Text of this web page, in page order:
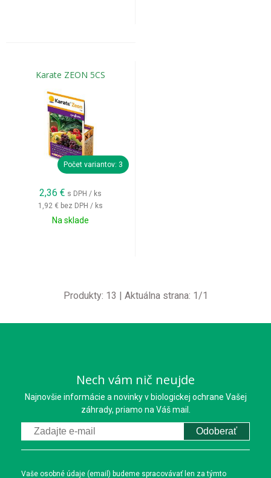
Karate ZEON 5CS
Počet variantov: 3
2,36 € s DPH / ks
1,92 € bez DPH / ks
Na sklade
Produkty: 13 | Aktuálna strana: 1/1
Nech vám nič neujde
Najnovšie informácie a novinky v biologickej ochrane Vašej
záhrady, priamo na Váš mail.
Odoberať
Vaše osobné údaje (email) budeme spracovávať len za týmto